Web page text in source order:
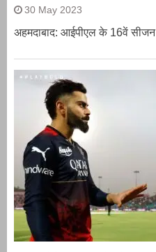
30 May 2023
अहमदाबाद: आईपीएल के 16वें